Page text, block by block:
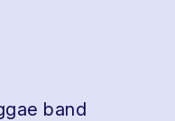
band